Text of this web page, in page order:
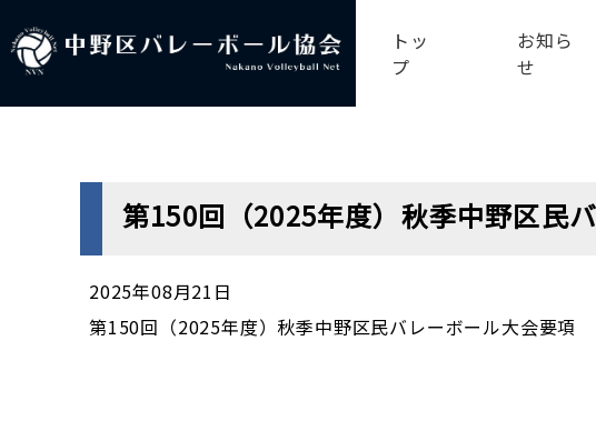
トッ
プ
お知ら
せ
第150回（2025年度）秋季中野区民
2025年08月21日
第150回（2025年度）秋季中野区民バレーボール大会要項